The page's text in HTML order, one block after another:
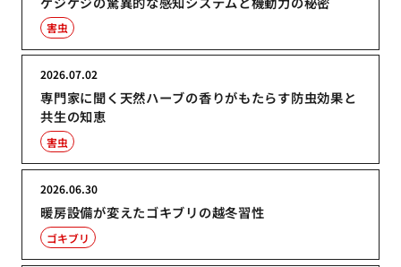
害虫
専門家に聞く天然ハーブの香りがもたらす防虫効果と
共生の知恵
2026.07.02
害虫
暖房設備が変えたゴキブリの越冬習性
2026.06.30
ゴキブリ